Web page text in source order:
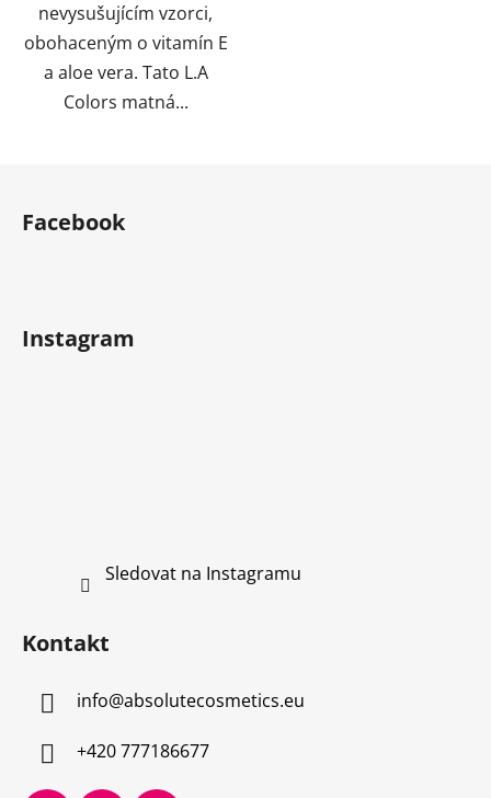
nevysušujícím vzorci,
obohaceným o vitamín E
a aloe vera. Tato L.A
Colors matná...
Facebook
Instagram
Sledovat na Instagramu
Kontakt
info@absolutecosmetics.eu
+420 777186677